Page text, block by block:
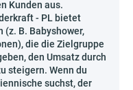
Kunden aus.
- PL bietet
B. Babyshower,
die die Zielgruppe
den Umsatz durch
steigern. Wenn du
suchst, der